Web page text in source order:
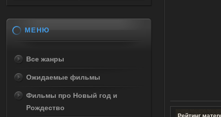
МЕНЮ
Все жанры
Ожидаемые фильмы
Фильмы про Новый год и
Рождество